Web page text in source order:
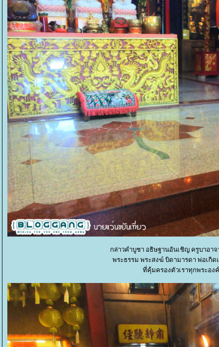
กล่าวคำบูชา อธิษฐานอันเชิญ ครูบาอา
พระธรรม พระสงฆ์ บิดามารดา พ่อเกิ
ที่คุ้มครองตัวเราทุกพระอง